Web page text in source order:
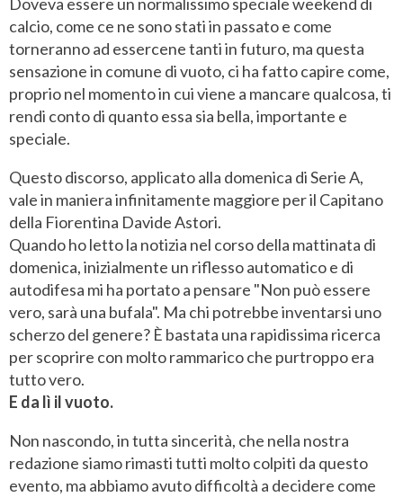
calcio, come ce ne sono stati in passato e come
torneranno ad essercene tanti in futuro, ma questa
sensazione in comune di vuoto, ci ha fatto capire come,
proprio nel momento in cui viene a mancare qualcosa, ti
rendi conto di quanto essa sia bella, importante e
speciale.
Questo discorso, applicato alla domenica di Serie A,
vale in maniera infinitamente maggiore per il Capitano
della Fiorentina Davide Astori.
Quando ho letto la notizia nel corso della mattinata di
domenica, inizialmente un riflesso automatico e di
autodifesa mi ha portato a pensare "Non può essere
vero, sarà una bufala". Ma chi potrebbe inventarsi uno
scherzo del genere? È bastata una rapidissima ricerca
per scoprire con molto rammarico che purtroppo era
tutto vero.
E da lì il vuoto.
Non nascondo, in tutta sincerità, che nella nostra
redazione siamo rimasti tutti molto colpiti da questo
evento, ma abbiamo avuto difficoltà a decidere come